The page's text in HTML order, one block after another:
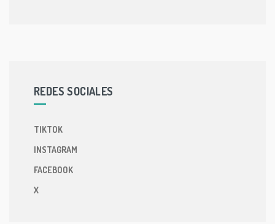
REDES SOCIALES
TIKTOK
INSTAGRAM
FACEBOOK
X